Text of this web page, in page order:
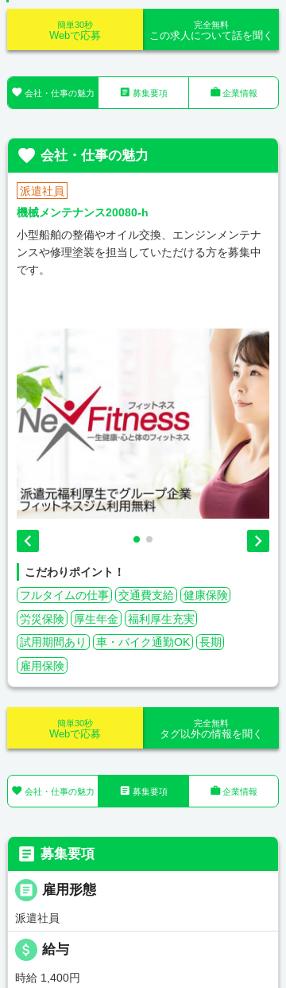
完全無料
この求人について話を聞く
簡単30秒
Webで応募
 会社・仕事の魅力  募集要項 企業情報
 会社・仕事の魅力
派遣社員
機械メンテナンス20080-h
小型船舶の整備やオイル交換、エンジンメンテナ
ンスや修理塗装を担当していただける方を募集中
です。
 
こだわりポイント！
フルタイムの仕事
交通費支給
健康保険
労災保険
厚生年金
福利厚生充実
試用期間あり
車・バイク通勤OK
長期
雇用保険
完全無料
タグ以外の情報を聞く
簡単30秒
Webで応募
 会社・仕事の魅力  募集要項 企業情報
 募集要項
 雇用形態
派遣社員
attach_money 給与
時給 1,400円